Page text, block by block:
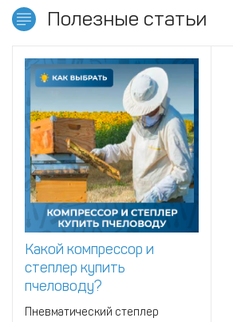
Полезные статьи
Какой компрессор и
степлер купить
пчеловоду?
Пневматический степлер